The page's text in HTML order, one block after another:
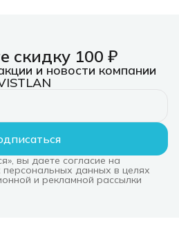
скидку 100 ₽
и новости компании
вы даете согласие на
данных в целях
и рекламной рассылки